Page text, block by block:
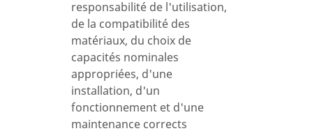
responsabilité de l'utilisation,
de la compatibilité des
matériaux, du choix de
capacités nominales
appropriées, d'une
installation, d'un
fonctionnement et d'une
maintenance corrects